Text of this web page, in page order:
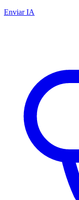
Enviar IA